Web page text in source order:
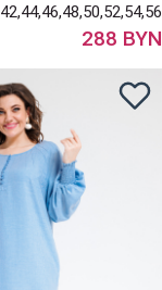
42,44,46,48,50,52,54,56
288 BYN